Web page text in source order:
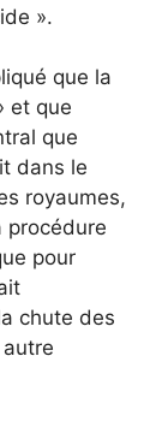
».
que la
et que
que
dans le
royaumes,
procédure
pour
chute des